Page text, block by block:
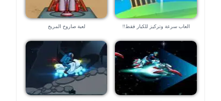
العاب سرعة وتركيز للكبار فقط!! لعبة صاروخ المريخ